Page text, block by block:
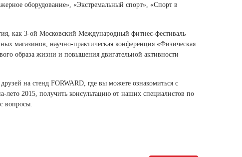
Ямало-Ненецкий автономный округ
Ярославская область (1)
оборудование», «Экстремальный спорт», «Спорт в
как 3-ой Московский Международный фитнес-фестиваль
магазинов, научно-практическая конференция «Физическая
образа жизни и повышения двигательной активности
на стенд FORWARD, где вы можете ознакомиться с
лето 2015, получить консультацию от наших специалистов по
вопросы.